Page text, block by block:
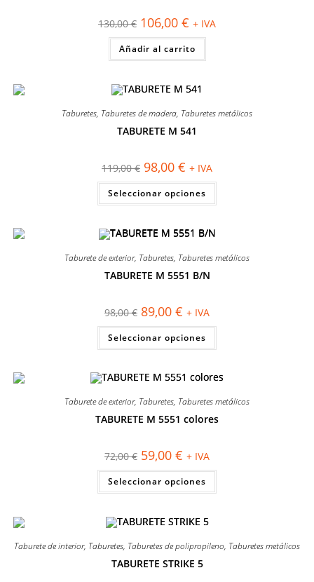
130,00€ El
precio
original
era:
130,00 €.
106,00 € El
precio
actual
es:
106,00 €.
+ IVA
Añadir al carrito
Taburetes, Taburetes de madera, Taburetes metálicos
TABURETE M 541
119,00€ El
precio
original
era:
119,00 €.
98,00 € El
precio
actual
es:
98,00 €.
+ IVA
Seleccionar opciones
Este
tiene
se
pueden
producto
Taburete de exterior, Taburetes, Taburetes metálicos
TABURETE M 5551 B/N
98,00€ El
precio
original
era:
98,00 €.
89,00 € El
precio
actual
es:
89,00 €.
+ IVA
Seleccionar opciones
Este
tiene
Las
se
pueden
elegir
producto
Taburete de exterior, Taburetes, Taburetes metálicos
TABURETE M 5551 colores
72,00€ El
precio
original
era:
72,00 €.
59,00 € El
precio
actual
es:
59,00 €.
+ IVA
Seleccionar opciones
Este
tiene
se
pueden
Taburete de interior, Taburetes, Taburetes de polipropileno, Taburetes metálicos
TABURETE STRIKE 5